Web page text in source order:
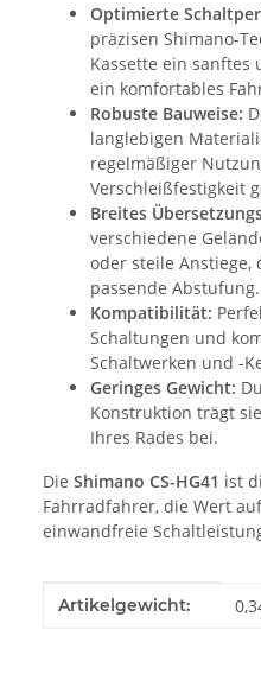
Optimierte
präzisen Shimano-
Kassette ein sanftes
ein komfortables
Robuste Bauweise:
langlebigen
regelmäßiger
Verschleißfestigkeit
Breites
verschiedene
oder steile Anstiege,
passende Abstufung.
Kompatibilität:
Schaltungen und
Schaltwerken und -
Geringes Gewicht:
Konstruktion trägt
Ihres Rades bei.
Die Shimano CS-HG41 ist
Fahrradfahrer, die Wert
einwandfreie
Produkteigenschaft
Wert
Artikelgewicht: